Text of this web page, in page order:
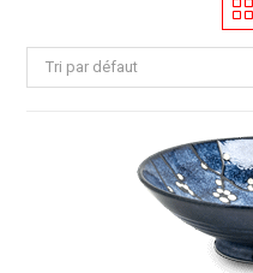
Tri par défaut